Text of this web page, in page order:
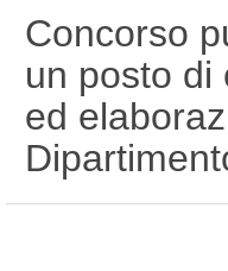
Concorso
un posto di
ed